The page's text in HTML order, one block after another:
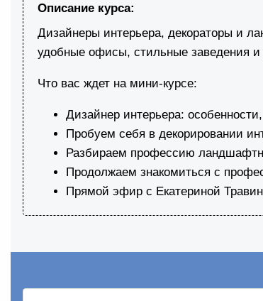
Описание курса:
Дизайнеры интерьера, декораторы и
удобные офисы, стильные заведения
Что вас ждет на мини-курсе:
Дизайнер интерьера:
Пробуем себя в декорировании
Разбираем профессию
Продолжаем знакомиться с
Прямой эфир с Екатериной